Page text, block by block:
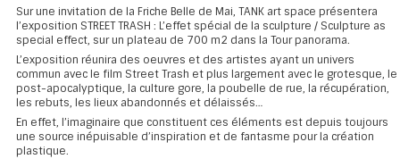
Sur une invitation de la Friche Belle de Mai, TANK art space présentera
l’exposition STREET TRASH : L’effet spécial de la sculpture / Sculpture as
special effect, sur un plateau de 700 m2 dans la Tour panorama.
L’exposition réunira des oeuvres et des artistes ayant un univers
commun avec le film Street Trash et plus largement avec le grotesque, le
post-apocalyptique, la culture gore, la poubelle de rue, la récupération,
les rebuts, les lieux abandonnés et délaissés…
En effet, l’imaginaire que constituent ces éléments est depuis toujours
une source inépuisable d’inspiration et de fantasme pour la création
plastique.